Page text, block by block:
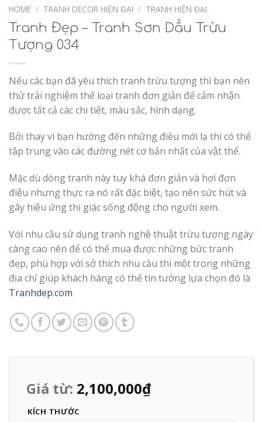
HOME / TRANH DECOR HIỆN ĐẠI / TRANH HIỆN ĐẠI
Tranh Đẹp – Tranh Sơn Dầu Trừu
Tượng 034
Nếu các bạn đã yêu thích tranh trừu tượng thì bạn nên
thử trải nghiệm thể loại tranh đơn giản để cảm nhận
được tất cả các chi tiết, màu sắc, hình dạng.
Bởi thay vì bạn hướng đến những điều mới lạ thì có thể
tập trung vào các đường nét cơ bản nhất của vật thể.
Mặc dù dòng tranh này tuy khá đơn giản và hơi đơn
điệu nhưng thực ra nó rất đặc biệt, tạo nên sức hút và
gây hiệu ứng thị giác sống động cho người xem.
Với nhu cầu sử dụng tranh nghệ thuật trừu tượng ngày
càng cao nên để có thể mua được những bức tranh
đẹp, phù hợp với sở thích nhu cầu thì một trong những
địa chỉ giúp khách hàng có thể tin tưởng lựa chọn đó là
Tranhdep.com
Giá từ: 2,100,000₫
KÍCH THƯỚC